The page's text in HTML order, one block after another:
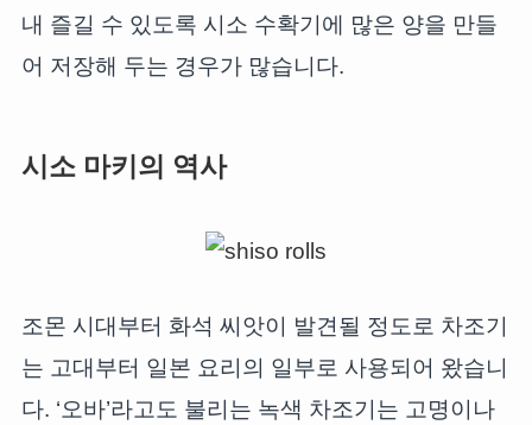
내 즐길 수 있도록 시소 수확기에 많은 양을 만들
어 저장해 두는 경우가 많습니다.
시소 마키의 역사
조몬 시대부터 화석 씨앗이 발견될 정도로 차조기
는 고대부터 일본 요리의 일부로 사용되어 왔습니
다. ‘오바’라고도 불리는 녹색 차조기는 고명이나